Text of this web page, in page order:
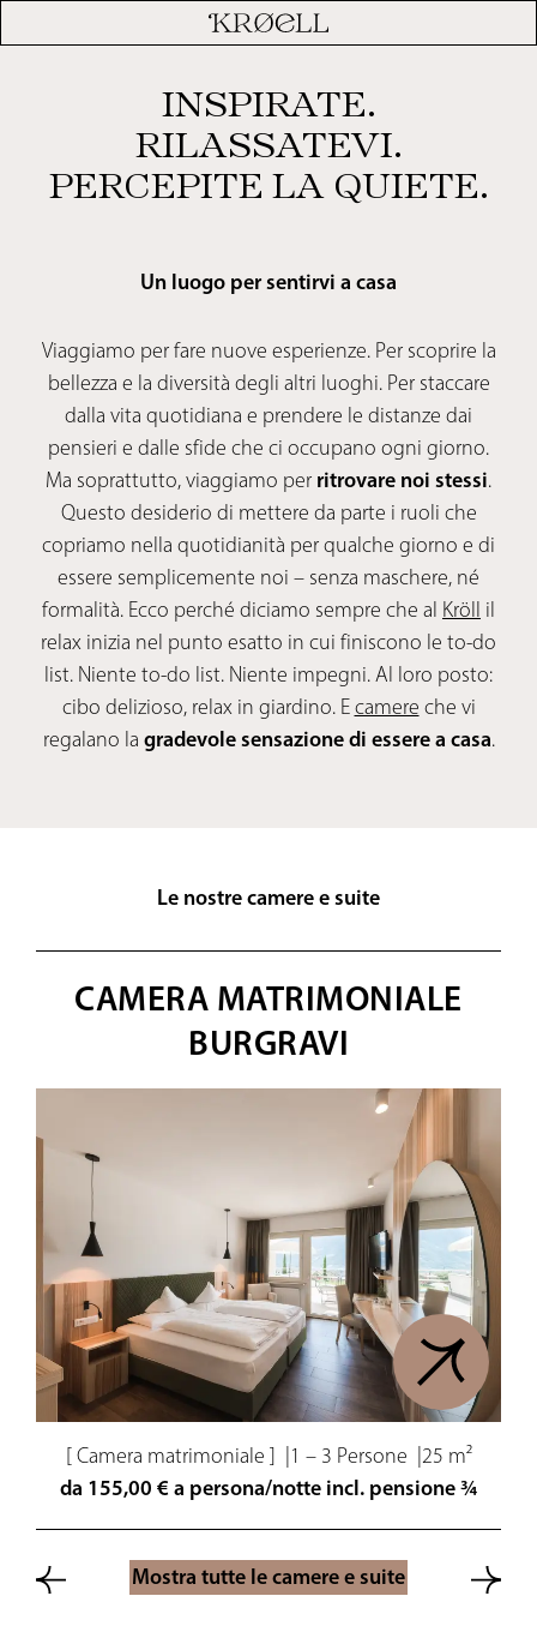
INSPIRATE.
RILASSATEVI.
PERCEPITE LA QUIETE.
Un luogo per sentirvi a casa
Viaggiamo per fare nuove esperienze. Per scoprire la
bellezza e la diversità degli altri luoghi. Per staccare
dalla vita quotidiana e prendere le distanze dai
pensieri e dalle sfide che ci occupano ogni giorno.
Ma soprattutto, viaggiamo per ritrovare noi stessi.
Questo desiderio di mettere da parte i ruoli che
copriamo nella quotidianità per qualche giorno e di
essere semplicemente noi – senza maschere, né
formalità. Ecco perché diciamo sempre che al Kröll il
relax inizia nel punto esatto in cui finiscono le to-do
list. Niente to-do list. Niente impegni. Al loro posto:
cibo delizioso, relax in giardino. Ecamere che vi
regalano la gradevole sensazione di essere a casa.
Le nostre camere e suite
CAMERA MATRIMONIALE
BURGRAVI
[ Camera matrimoniale ] |1 – 3 Persone |25 m²
da 155,00 € a persona/notte incl. pensione ¾
Mostra tutte le camere e suite